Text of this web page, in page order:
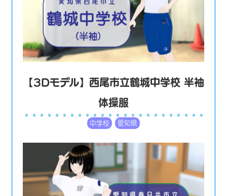
【3Dモデル】西尾市立鶴城中学校 半袖
体操服
中学校 愛知県